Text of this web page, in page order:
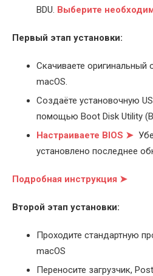
BDU. Выберите
Первый этап установки:
Скачиваете оригинальный
macOS.
Создаёте установочную
помощью Boot Disk Utility
Настраиваете BIOS ➤
установлено последнее
Подробная инструкция ➤
Второй этап установки:
Проходите стандартную
macOS
Переносите загрузчик,